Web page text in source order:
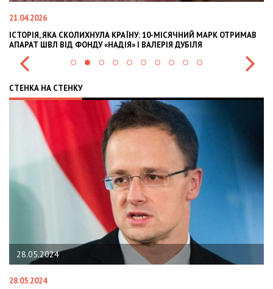
КРАЇНУ: 10-МІСЯЧНИЙ МАРК ОТРИМАВ
ФОНДУ «НАДІЯ» І ВАЛЕРІЯ ДУБІЛЯ
OLEKSII ABASOV:
INTERNATIONAL
СТЕНКА НА СТЕНКУ